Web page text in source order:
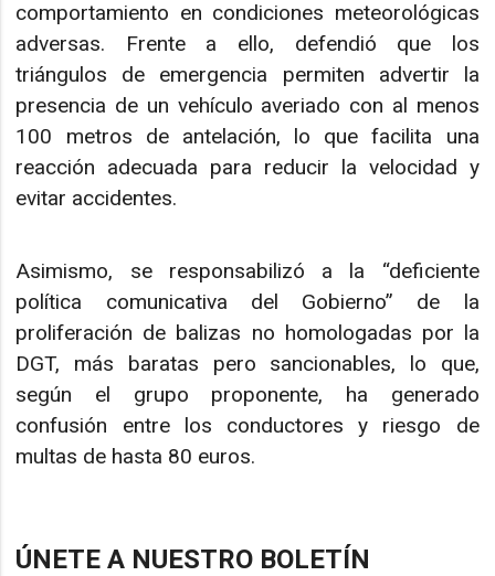
comportamiento en condiciones meteorológicas
adversas. Frente a ello, defendió que los
triángulos de emergencia permiten advertir la
presencia de un vehículo averiado con al menos
100 metros de antelación, lo que facilita una
reacción adecuada para reducir la velocidad y
evitar accidentes.
Asimismo, se responsabilizó a la “deficiente
política comunicativa del Gobierno” de la
proliferación de balizas no homologadas por la
DGT, más baratas pero sancionables, lo que,
según el grupo proponente, ha generado
confusión entre los conductores y riesgo de
multas de hasta 80 euros.
ÚNETE A NUESTRO BOLETÍN